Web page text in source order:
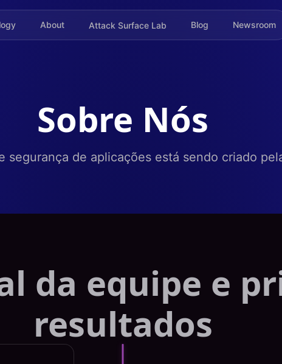
About Attack Surface Lab Blog Newsroom
Sobre Nós
segurança de aplicações está sendo criado
da equipe e
resultados